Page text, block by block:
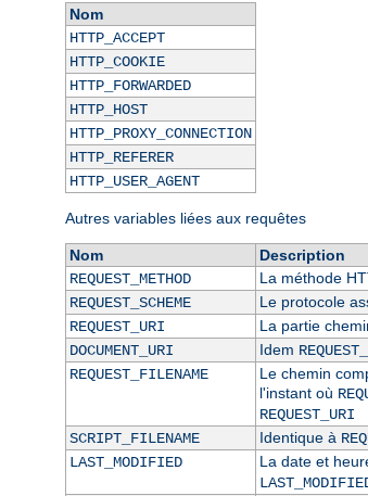
Nom
HTTP_ACCEPT
HTTP_COOKIE
HTTP_FORWARDED
HTTP_HOST
HTTP_PROXY_CONNECTION
HTTP_REFERER
HTTP_USER_AGENT
Autres variables liées aux requêtes
Nom
Description
REQUEST_METHOD
La méthode
REQUEST_SCHEME
Le protocole
REQUEST_URI
La partie
DOCUMENT_URI
Idem
REQUEST_FILENAME
Le chemin
l'instant où
REQUEST_URI
SCRIPT_FILENAME
Identique à
LAST_MODIFIED
La date et